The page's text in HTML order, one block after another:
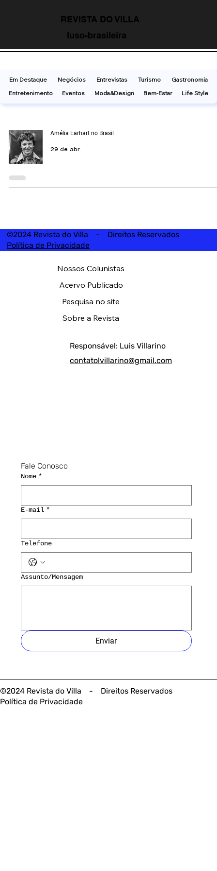
REVISTA DO VILLA
luso-brasileira
Amélia Earhart no Brasil
29 de abr.
Em Destaque Negócios Entrevistas Turismo
Gastronomia
Entretenimento
Eventos Moda&Design Bem-Estar Life Style
©2024 Revista do Villa - Direitos Reservados
Política de Privacidade
©2024 Revista do Villa - Direitos Reservados
Política de Privacidade
Fale Conosco
Nome *
E-mail *
Telefone
Assunto/Mensagem
Enviar
Responsável: Luis Villarino
contatolvillarino@gmail.com
Nossos Colunistas
Acervo Publicado
Pesquisa no site
Sobre a Revista